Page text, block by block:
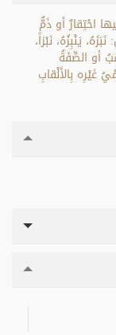
احْتِقارٌ أو ذَمٌّ
يَنْبِزُهُ، نَبْزاً،
أو الصِّفَةُ
غَيْرِه بِالأَلْقابِ